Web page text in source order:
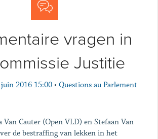
vragen in
Justitie
2016 15:00 • Questions au Parlement
Van Cauter (Open VLD) en Stefaan Van
de bestraffing van lekken in het